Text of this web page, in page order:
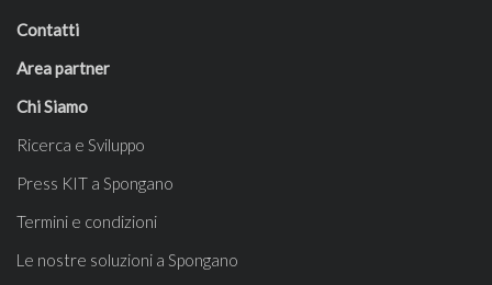
Contatti
Area partner
Chi Siamo
Ricerca e Sviluppo
Press KIT a Spongano
Termini e condizioni
Le nostre soluzioni a Spongano